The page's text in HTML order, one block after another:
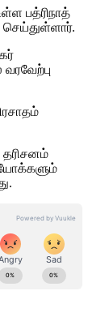
பத்ரிநாத்
செய்துள்ளார்.
தரிசனம்